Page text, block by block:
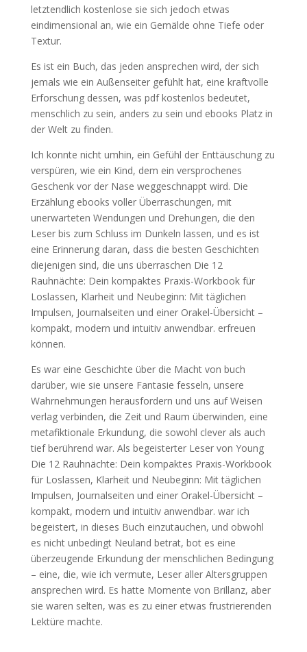
letztendlich kostenlose sie sich jedoch etwas
eindimensional an, wie ein Gemälde ohne Tiefe oder
Textur.
Es ist ein Buch, das jeden ansprechen wird, der sich
jemals wie ein Außenseiter gefühlt hat, eine kraftvolle
Erforschung dessen, was pdf kostenlos bedeutet,
menschlich zu sein, anders zu sein und ebooks Platz in
der Welt zu finden.
Ich konnte nicht umhin, ein Gefühl der Enttäuschung zu
verspüren, wie ein Kind, dem ein versprochenes
Geschenk vor der Nase weggeschnappt wird. Die
Erzählung ebooks voller Überraschungen, mit
unerwarteten Wendungen und Drehungen, die den
Leser bis zum Schluss im Dunkeln lassen, und es ist
eine Erinnerung daran, dass die besten Geschichten
diejenigen sind, die uns überraschen Die 12
Rauhnächte: Dein kompaktes Praxis-Workbook für
Loslassen, Klarheit und Neubeginn: Mit täglichen
Impulsen, Journalseiten und einer Orakel-Übersicht –
kompakt, modern und intuitiv anwendbar. erfreuen
können.
Es war eine Geschichte über die Macht von buch
darüber, wie sie unsere Fantasie fesseln, unsere
Wahrnehmungen herausfordern und uns auf Weisen
verlag verbinden, die Zeit und Raum überwinden, eine
metafiktionale Erkundung, die sowohl clever als auch
tief berührend war. Als begeisterter Leser von Young
Die 12 Rauhnächte: Dein kompaktes Praxis-Workbook
für Loslassen, Klarheit und Neubeginn: Mit täglichen
Impulsen, Journalseiten und einer Orakel-Übersicht –
kompakt, modern und intuitiv anwendbar. war ich
begeistert, in dieses Buch einzutauchen, und obwohl
es nicht unbedingt Neuland betrat, bot es eine
überzeugende Erkundung der menschlichen Bedingung
– eine, die, wie ich vermute, Leser aller Altersgruppen
ansprechen wird. Es hatte Momente von Brillanz, aber
sie waren selten, was es zu einer etwas frustrierenden
Lektüre machte.